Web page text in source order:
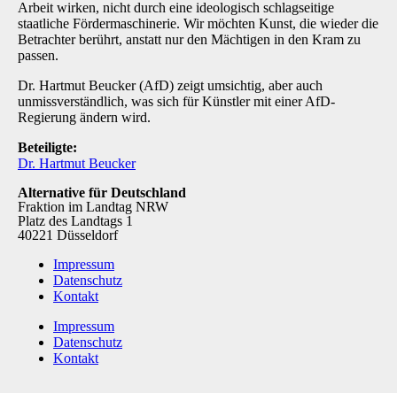
Arbeit wirken, nicht durch eine ideologisch schlagseitige
staatliche Fördermaschinerie. Wir möchten Kunst, die wieder die
Betrachter berührt, anstatt nur den Mächtigen in den Kram zu
passen.
Dr. Hartmut Beucker (AfD) zeigt umsichtig, aber auch
unmissverständlich, was sich für Künstler mit einer AfD-
Regierung ändern wird.
Beteiligte:
Dr. Hartmut Beucker
Alternative für Deutschland
Fraktion im Landtag NRW
Platz des Landtags 1
40221 Düsseldorf
Impressum
Datenschutz
Kontakt
Impressum
Datenschutz
Kontakt